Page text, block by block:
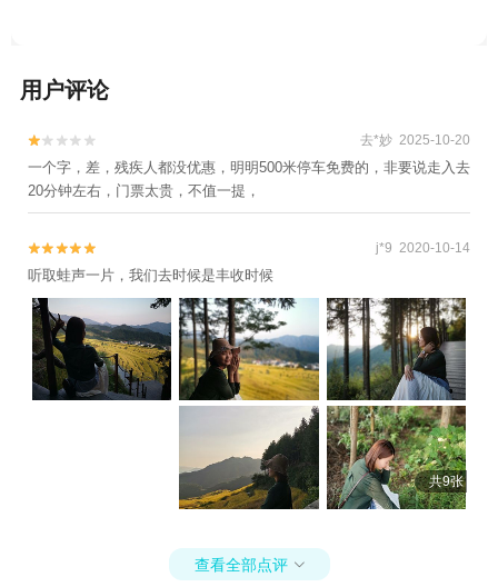
用户评论

 去*妙 2025-10-20
一个字，差，残疾人都没优惠，明明500米停车免费的，非要说走入去
20分钟左右，门票太贵，不值一提，

 j*9 2020-10-14
听取蛙声一片，我们去时候是丰收时候
共9张
查看全部点评 